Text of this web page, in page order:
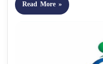
Read More »